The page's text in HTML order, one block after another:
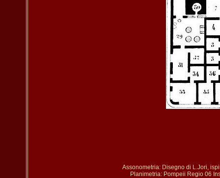
Assonometria: Disegno di L.Jori,
Planimetria: Pompeii Regio 06